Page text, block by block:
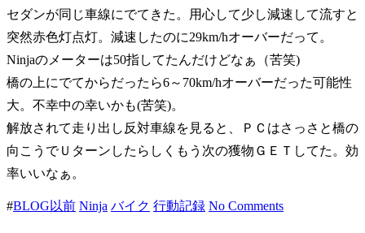
セダンが同じ車線にでてきた。用心して少し減速して流すと
突然赤色灯点灯。減速したのに29km/hオーバーだって。
Ninjaのメーターは50指してたんだけどなぁ（苦笑)
橋の上にでてからだったら6～70km/hオーバーだった可能性
大。不幸中の幸いかも(苦笑)。
解放されて走り出し反対車線を見ると、ＰＣはさっさと橋の
向こうでＵターンしたらしくもう次の獲物ＧＥＴしてた。効
率いいなぁ。
#BLOG以前 Ninja バイク 行動記録 No Comments